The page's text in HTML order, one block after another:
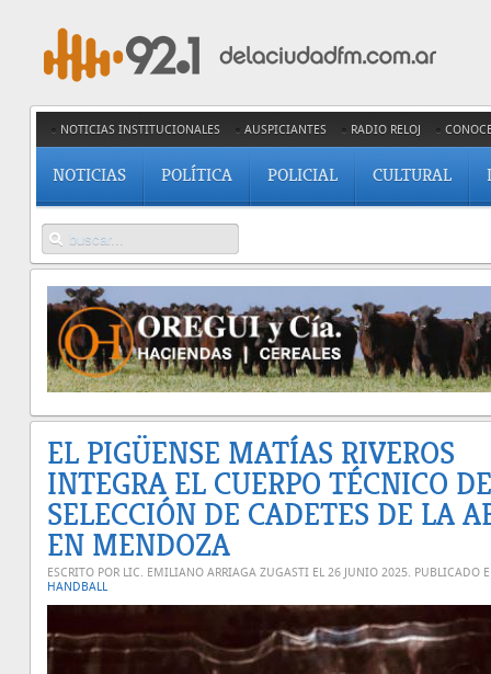
NOTICIAS INSTITUCIONALES AUSPICIANTES RADIO RELOJ
NOTICIAS POLÍTICA POLICIAL CULTURAL
EL PIGÜENSE MATÍAS RIVEROS
INTEGRA EL CUERPO TÉCNICO
SELECCIÓN DE CADETES DE LA
EN MENDOZA
ESCRITO POR LIC. EMILIANO ARRIAGA ZUGASTI EL 26 JUNIO 2025. PUBLICADO
HANDBALL